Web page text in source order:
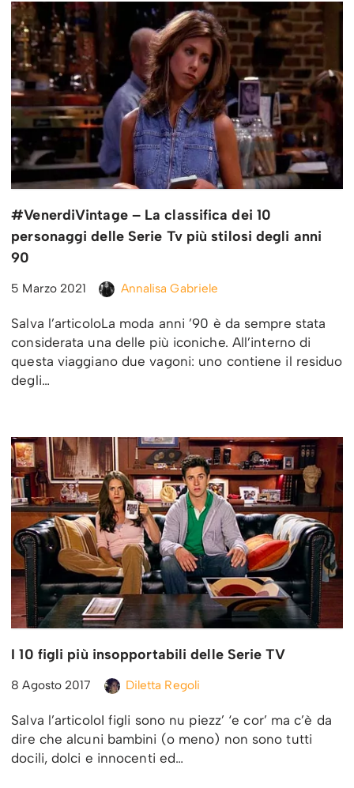
#VenerdiVintage – La classifica dei 10
personaggi delle Serie Tv più stilosi degli anni
90
5 Marzo 2021 Annalisa Gabriele
Salva l’articoloLa moda anni ’90 è da sempre stata
considerata una delle più iconiche. All’interno di
questa viaggiano due vagoni: uno contiene il residuo
degli…
I 10 figli più insopportabili delle Serie TV
8 Agosto 2017 Diletta Regoli
Salva l’articoloI figli sono nu piezz’ ‘e cor’ ma c’è da
dire che alcuni bambini (o meno) non sono tutti
docili, dolci e innocenti ed…